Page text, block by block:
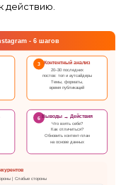
действию.
- 6 шагов
3
Контентный анализ
20–30 последних
постов: топ и аутсайдеры
Темы, форматы,
время публикаций
6 Выводы → Действия
Что взять себе?
Как отличиться?
Обновить контент-план
на основе данных
| Слабые стороны